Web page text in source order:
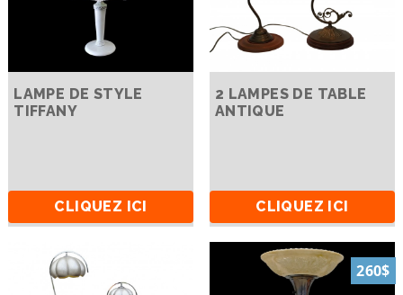
LAMPE DE STYLE
TIFFANY
CLIQUEZ ICI
2 LAMPES DE TABLE
ANTIQUE
CLIQUEZ ICI
260$